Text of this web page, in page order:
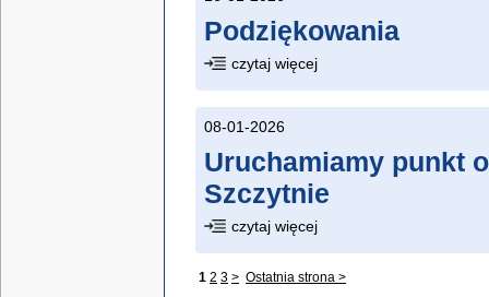
Podziękowania
czytaj więcej
08-01-2026
Uruchamiamy punkt
Szczytnie
czytaj więcej
1 2 3 > Ostatnia strona >